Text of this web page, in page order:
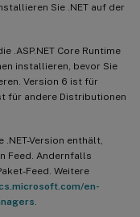
Sie .NET auf der
.ASP.NET Core Runtime
installieren, bevor Sie
Version 6 ist für
für andere Distributionen
Version enthält,
Feed. Andernfalls
Feed. Weitere
en-